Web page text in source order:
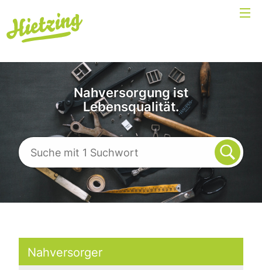
Nahversorgung ist
Lebensqualität.
Nahversorger